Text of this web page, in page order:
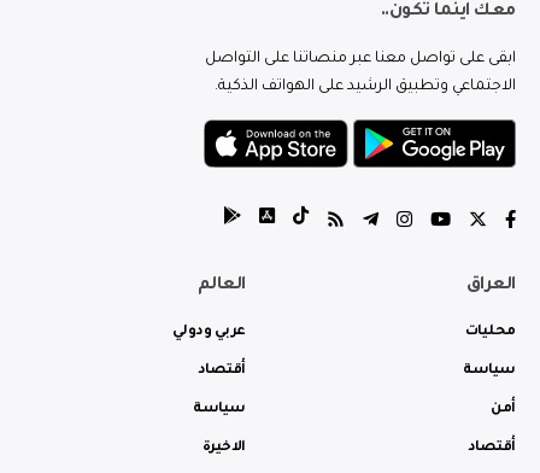
معك اينما تكون..
ابقى على تواصل معنا عبر منصاتنا على التواصل
الاجتماعي وتطبيق الرشيد على الهواتف الذكية.
العراق
محليات
سياسة
أمن
أقتصاد
العالم
عربي ودولي
أقتصاد
سياسة
الاخيرة